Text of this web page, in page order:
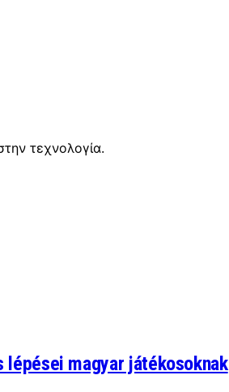
τεχνολογία.
magyar játékosoknak